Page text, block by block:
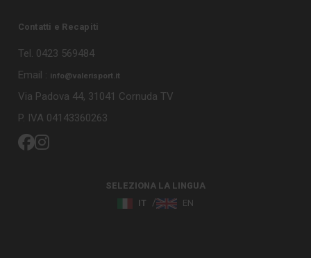
Contatti e Recapiti
Tel. 0423 569484
Email : info@valerisport.it
Via Padova 44, 31041 Cornuda TV
P. IVA 04143360263
SELEZIONA LA LINGUA
IT
EN